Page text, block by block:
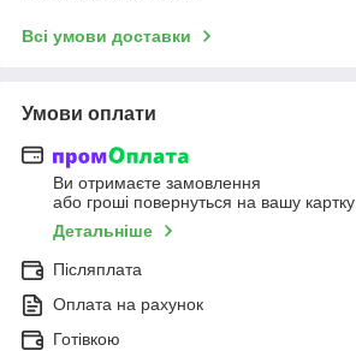
Всі умови доставки
Умови оплати
Ви отримаєте замовлення
або гроші повернуться на вашу картку
Детальніше
Післяплата
Оплата на рахунок
Готівкою